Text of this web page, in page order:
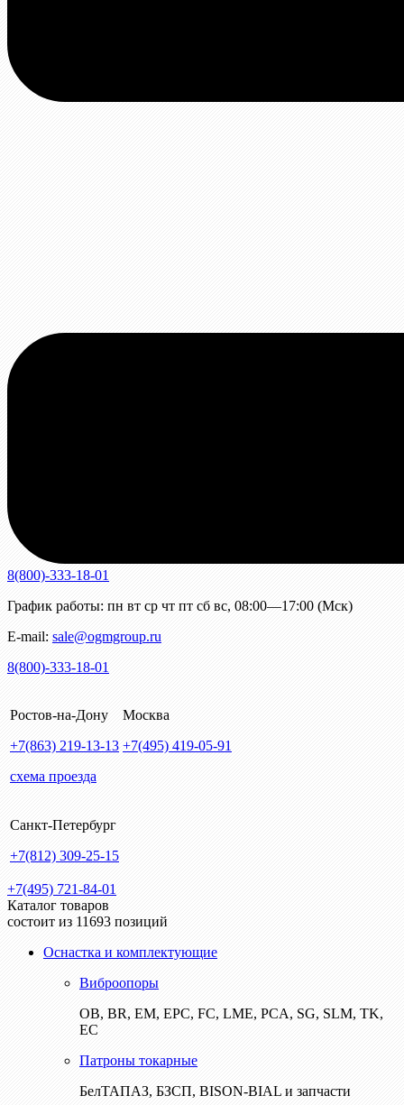
8(800)-333-18-01
График работы: пн вт ср чт пт сб вс, 08:00—17:00 (Мск)
E-mail: sale@ogmgroup.ru
8(800)-333-18-01
Ростов-на-Дону
+7(863) 219-13-13
схема проезда
Москва
+7(495) 419-05-91
Санкт-Петербург
+7(812) 309-25-15
+7(495) 721-84-01
Каталог товаров
состоит из 11693 позиций
Оснастка и комплектующие
Виброопоры
ОВ, BR, EM, EPC, FC, LME, PCA, SG, SLM, TK,
EC
Патроны токарные
БелТАПАЗ, БЗСП, BISON-BIAL и запчасти